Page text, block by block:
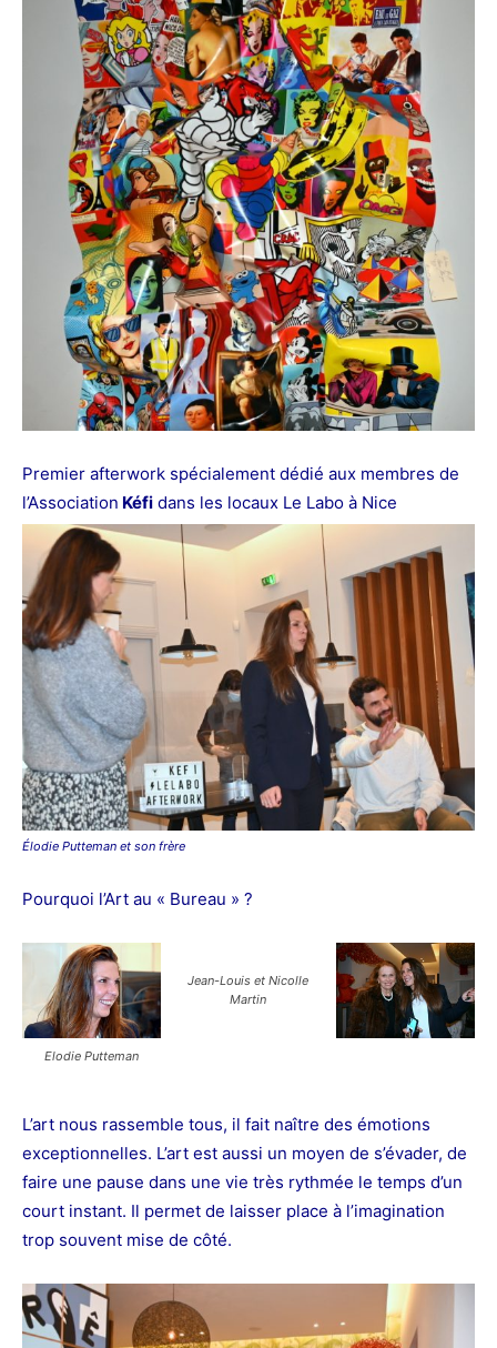
Premier afterwork spécialement dédié aux membres de
l’Association Kéfi dans les locaux Le Labo à Nice
Élodie Putteman et son frère
Pourquoi l’Art au « Bureau » ?
Elodie Putteman
Jean-Louis et Nicolle
Martin
L’art nous rassemble tous, il fait naître des émotions
exceptionnelles. L’art est aussi un moyen de s’évader, de
faire une pause dans une vie très rythmée le temps d’un
court instant. Il permet de laisser place à l’imagination
trop souvent mise de côté.